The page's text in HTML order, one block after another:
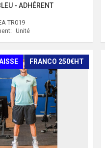
- ADHÉRENT
TR019
Unité
FRANCO 250€HT